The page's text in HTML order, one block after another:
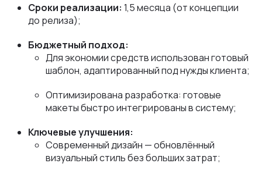
Сроки реализации: 1,5 месяца (от концепции
до релиза);
Бюджетный подход:
Для экономии средств использован готовый
шаблон, адаптированный под нужды клиента;
Оптимизирована разработка: готовые
макеты быстро интегрированы в систему;
Ключевые улучшения:
Современный дизайн — обновлённый
визуальный стиль без больших затрат;